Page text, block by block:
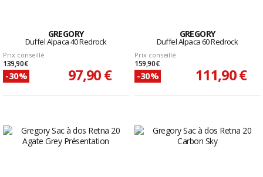
GREGORY
Duffel Alpaca 40 Redrock
Prix conseillé
139,90 €
-30% 97,90 €
GREGORY
Duffel Alpaca 60 Redrock
Prix conseillé
159,90 €
-30% 111,90 €